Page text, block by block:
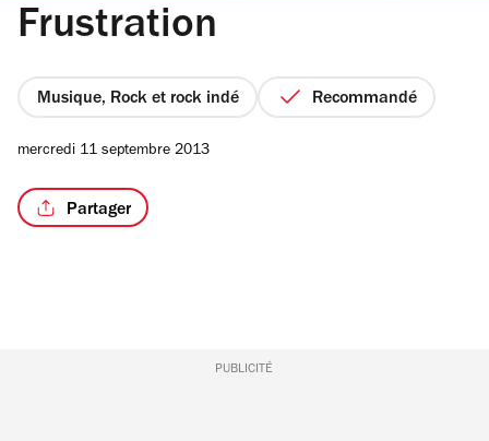
Frustration
Musique, Rock et rock indé Recommandé
mercredi 11 septembre 2013
Partager
PUBLICITÉ